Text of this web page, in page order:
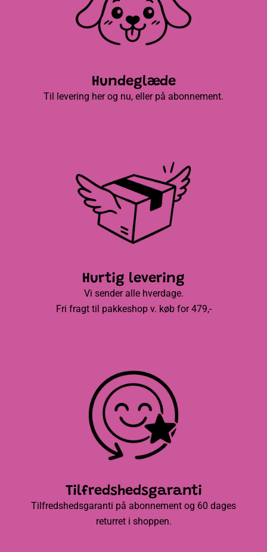
Hundeglæde
Til levering her og nu, eller på abonnement.
Hurtig levering
Vi sender alle hverdage.
Fri fragt til pakkeshop v. køb for 479,-
Tilfredshedsgaranti
Tilfredshedsgaranti på abonnement og 60 dages
returret i shoppen.